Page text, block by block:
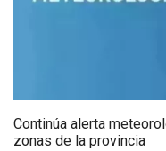
Continúa alerta
zonas de la provincia